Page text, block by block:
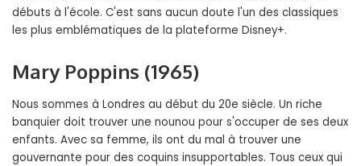
débuts à l'école. C'est sans aucun doute l'un des classiques
les plus emblématiques de la plateforme Disney+.
Mary Poppins (1965)
Nous sommes à Londres au début du 20e siècle. Un riche
banquier doit trouver une nounou pour s'occuper de ses deux
enfants. Avec sa femme, ils ont du mal à trouver une
gouvernante pour des coquins insupportables. Tous ceux qui